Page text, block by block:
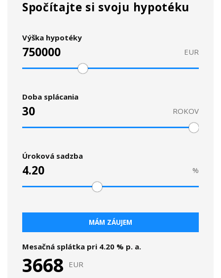
Spočítajte si svoju hypotéku
Výška hypotéky
EUR
Doba splácania
ROKOV
Úroková sadzba
%
MÁM ZÁUJEM
Mesačná splátka pri 4.20 % p. a.
3668 EUR